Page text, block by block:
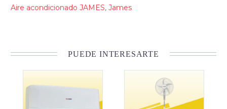
Aire acondicionado JAMES, James
PUEDE INTERESARTE